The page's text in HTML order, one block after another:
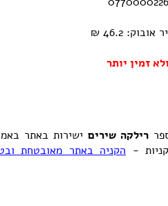
46.2 ₪
זמין יותר
רילקה שירים ישירות באתר
- הקניה באתר מאובטחת